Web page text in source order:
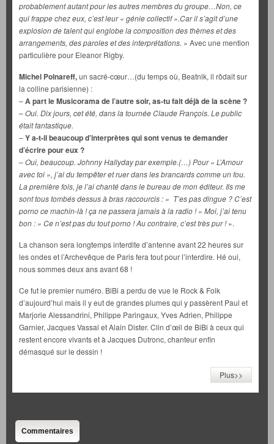
probablement autant pour les autres membres du groupe…Non, ce
qui frappe chez eux, c’est leur « génie collectif ».Car il s’agit d’une
explosion de talent qui englobe la composition des thèmes et des
arrangements, des paroles et des interprétations. » Avec une mention
particulière pour Eleanor Rigby.
Michel Polnareff,un sacré-cœur…(du temps où, Beatnik, il rôdait sur
la colline parisienne) :
–A part le Musicorama de l’autre soir, as-tu fait déjà de la scène ?
–Oui. Dix jours, cet été, dans la tournée Claude François. Le public
était fantastique.
–Y a-t-il beaucoup d’interprètes qui sont venus te demander
d’écrire pour eux ?
–Oui, beaucoup. Johnny Hallyday par exemple.(…) Pour « L’Amour
avec toi », j’ai du tempêter et ruer dans les brancards comme un fou.
La première fois, je l’ai chanté dans le bureau de mon éditeur. Ils me
sont tous tombés dessus à bras raccourcis : « T’es pas dingue ? C’est
porno ce machin-là ! ça ne passera jamais à la radio ! » Moi, j’ai tenu
bon : » Ce n’est pas du tout porno ! Au contraire, c’est très pur !».
La chanson sera longtemps interdite d’antenne avant 22 heures sur
les ondes et l’Archevêque de Paris fera tout pour l’interdire. Hé oui,
nous sommes deux ans avant 68 !
Ce fut le premier numéro. BiBi a perdu de vue le Rock & Folk
d’aujourd’hui mais il y eut de grandes plumes qui y passèrent Paul et
Marjorie Alessandrini, Philippe Paringaux, Yves Adrien, Philippe
Garnier, Jacques Vassal et Alain Dister. Clin d’œil de BiBi à ceux qui
restent encore vivants et à Jacques Dutronc, chanteur enfin
démasqué sur le dessin !
Plus>>
Commentaires